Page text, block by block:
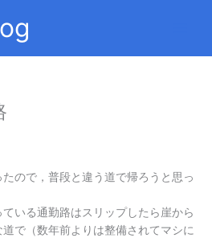
ので，普段と違う道で帰ろうと思っ
いる通勤路はスリップしたら崖から
で（数年前よりは整備されてマシに